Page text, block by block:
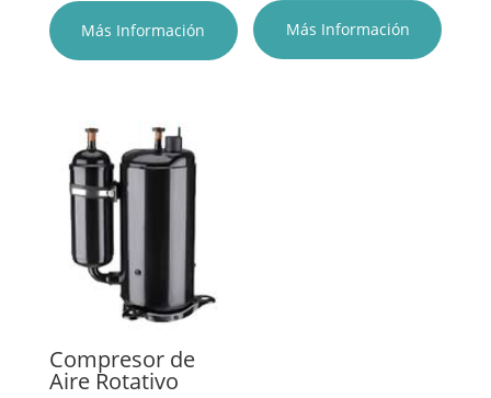
Más Información Más Información
Compresor de
Aire Rotativo